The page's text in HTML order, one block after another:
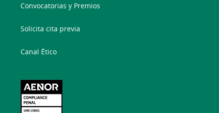
Convocatorias y Premios
Solicita cita previa
Canal Ético